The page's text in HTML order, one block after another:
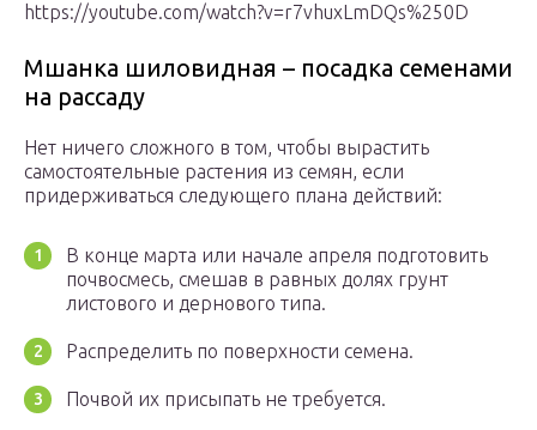
https://youtube.com/watch?v=r7vhuxLmDQs%250D
Мшанка шиловидная – посадка семенами
на рассаду
Нет ничего сложного в том, чтобы вырастить
самостоятельные растения из семян, если
придерживаться следующего плана действий:
В конце марта или начале апреля подготовить
почвосмесь, смешав в равных долях грунт
листового и дернового типа.
Распределить по поверхности семена.
Почвой их присыпать не требуется.